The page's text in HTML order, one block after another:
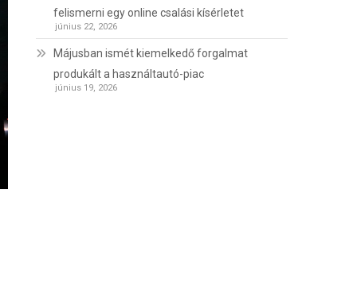
felismerni egy online csalási kísérletet
június 22, 2026
Májusban ismét kiemelkedő forgalmat
produkált a használtautó-piac
június 19, 2026